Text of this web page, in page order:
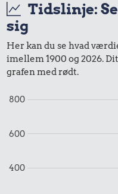
Tidslinje:
sig
Her kan du se hvad
imellem 1900 og 2026.
grafen med rødt.
400
600
800